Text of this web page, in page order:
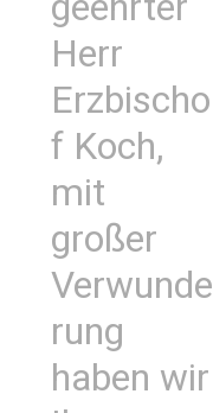
Herr
Erzbischo
f Koch,
mit
großer
Verwunde
rung
haben wir